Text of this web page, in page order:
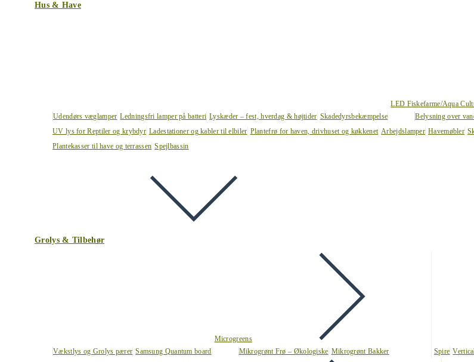
Hus & Have
Udendørs væglamper Ledningsfri lamper på batteri Lyskæder – fest, hverdag & højtider Skadedyrsbekæmpelse
LED Fiskefarme/Aqua
Belysning over
UV lys for Reptiler og krybdyr Ladestationer og kabler til elbiler Plantefrø for haven, drivhuset og køkkenet Arbejdslamper Havemøbler
Plantekasser til have og terrassen Spejlbassin
Grolys & Tilbehør
Vækstlys og Grolys pærer Samsung Quantum board
Microgreens
Mikrogrønt Frø – Økologiske Mikrogrønt Bakker Spire